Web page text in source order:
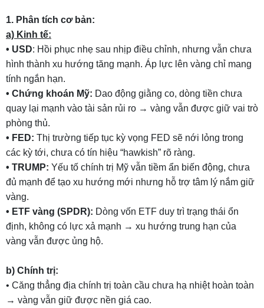
1. Phân tích cơ bản:
a) Kinh tế:
• USD: Hồi phục nhẹ sau nhịp điều chỉnh, nhưng vẫn chưa
hình thành xu hướng tăng mạnh. Áp lực lên vàng chỉ mang
tính ngắn hạn.
• Chứng khoán Mỹ: Dao động giằng co, dòng tiền chưa
quay lại mạnh vào tài sản rủi ro → vàng vẫn được giữ vai trò
phòng thủ.
• FED: Thị trường tiếp tục kỳ vọng FED sẽ nới lỏng trong
các kỳ tới, chưa có tín hiệu “hawkish” rõ ràng.
• TRUMP: Yếu tố chính trị Mỹ vẫn tiềm ẩn biến động, chưa
đủ mạnh để tạo xu hướng mới nhưng hỗ trợ tâm lý nắm giữ
vàng.
• ETF vàng (SPDR): Dòng vốn ETF duy trì trạng thái ổn
định, không có lực xả mạnh → xu hướng trung hạn của
vàng vẫn được ủng hộ.
b) Chính trị:
• Căng thẳng địa chính trị toàn cầu chưa hạ nhiệt hoàn toàn
→ vàng vẫn giữ được nền giá cao.